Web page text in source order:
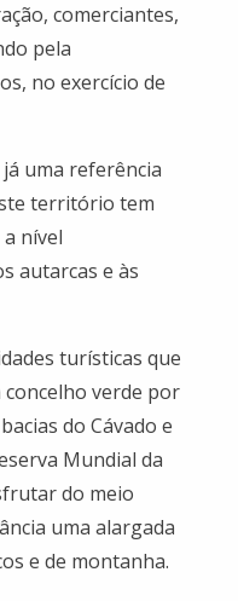
comerciantes,
pela
no exercício de
uma referência
território tem
nível
autarcas e às
turísticas que
verde por
do Cávado e
Mundial da
do meio
uma alargada
e de montanha.